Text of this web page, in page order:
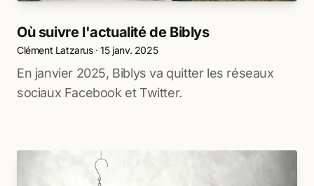
Où suivre l'actualité de Biblys
Clément Latzarus·15 janv. 2025
En janvier 2025, Biblys va quitter les réseaux
sociaux Facebook et Twitter.